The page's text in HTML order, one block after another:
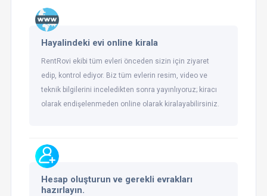
Hayalindeki evi online kirala
RentRovi ekibi tüm evleri önceden sizin için ziyaret
edip, kontrol ediyor. Biz tüm evlerin resim, video ve
teknik bilgilerini inceledikten sonra yayınlıyoruz; kiracı
olarak endişelenmeden online olarak kiralayabilirsiniz.
Hesap oluşturun ve gerekli evrakları
hazırlayın.